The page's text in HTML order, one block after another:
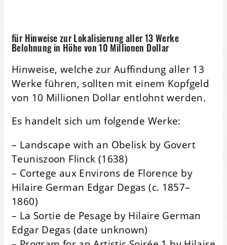
für Hinweise zur Lokalisierung aller 13 Werke
Belohnung in Höhe von 10 Millionen Dollar
Hinweise, welche zur Auffindung aller 13
Werke führen, sollten mit einem Kopfgeld
von 10 Millionen Dollar entlohnt werden.
Es handelt sich um folgende Werke:
– Landscape with an Obelisk by Govert
Teuniszoon Flinck (1638)
– Cortege aux Environs de Florence by
Hilaire German Edgar Degas (c. 1857–
1860)
– La Sortie de Pesage by Hilaire German
Edgar Degas (date unknown)